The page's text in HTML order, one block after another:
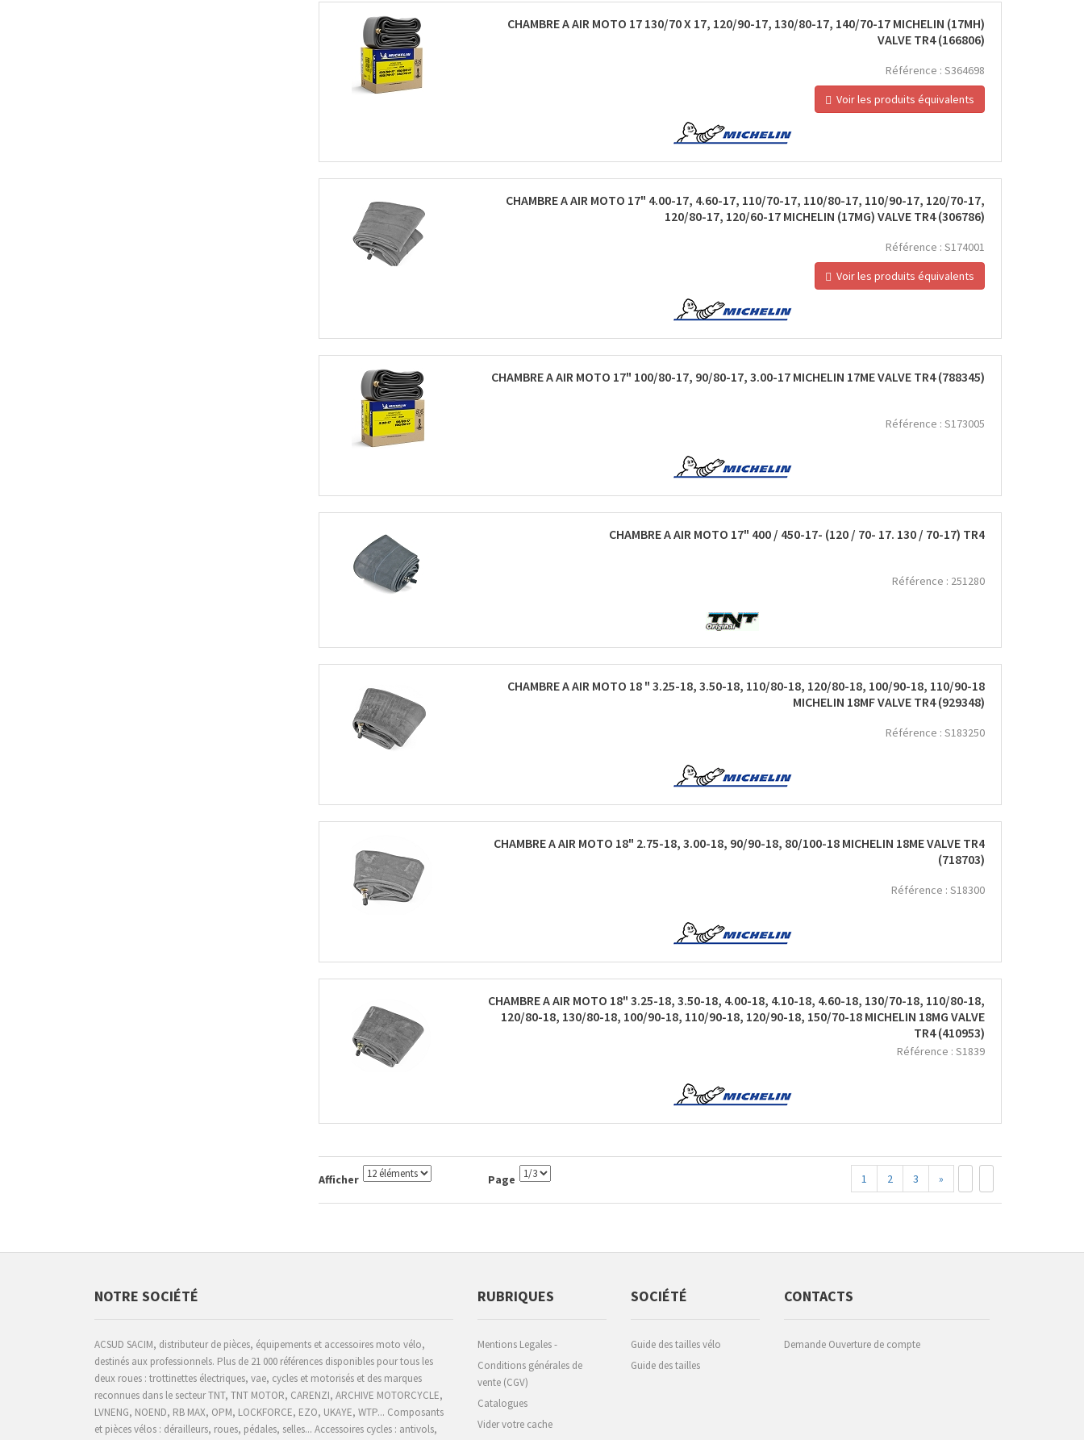
CHAMBRE A AIR MOTO 17 130/70 X 17, 120/90-17, 130/80-17, 140/70-17 MICHELIN (17MH)
VALVE TR4 (166806)
Référence : S364698
Voir les produits équivalents
CHAMBRE A AIR MOTO 17" 4.00-17, 4.60-17, 110/70-17, 110/80-17, 110/90-17, 120/70-17,
120/80-17, 120/60-17 MICHELIN (17MG) VALVE TR4 (306786)
Référence : S174001
Voir les produits équivalents
CHAMBRE A AIR MOTO 17" 100/80-17, 90/80-17, 3.00-17 MICHELIN 17ME VALVE TR4 (788345)
Référence : S173005
CHAMBRE A AIR MOTO 17" 400 / 450-17- (120 / 70- 17. 130 / 70-17) TR4
Référence : 251280
CHAMBRE A AIR MOTO 18 " 3.25-18, 3.50-18, 110/80-18, 120/80-18, 100/90-18, 110/90-18
MICHELIN 18MF VALVE TR4 (929348)
Référence : S183250
CHAMBRE A AIR MOTO 18" 2.75-18, 3.00-18, 90/90-18, 80/100-18 MICHELIN 18ME VALVE TR4
(718703)
Référence : S18300
CHAMBRE A AIR MOTO 18" 3.25-18, 3.50-18, 4.00-18, 4.10-18, 4.60-18, 130/70-18, 110/80-18,
120/80-18, 130/80-18, 100/90-18, 110/90-18, 120/90-18, 150/70-18 MICHELIN 18MG VALVE
TR4 (410953)
Référence : S1839
Afficher Page 1 2 3 »
NOTRE SOCIÉTÉ
ACSUD SACIM, distributeur de pièces, équipements et accessoires moto vélo,
destinés aux professionnels. Plus de 21 000 références disponibles pour tous les
deux roues : trottinettes électriques, vae, cycles et motorisés et des marques
reconnues dans le secteur TNT, TNT MOTOR, CARENZI, ARCHIVE MOTORCYCLE,
LVNENG, NOEND, RB MAX, OPM, LOCKFORCE, EZO, UKAYE, WTP... Composants
et pièces vélos : dérailleurs, roues, pédales, selles... Accessoires cycles : antivols,
RUBRIQUES
Mentions Legales -
Conditions générales de
vente (CGV)
Catalogues
Vider votre cache
SOCIÉTÉ
Guide des tailles vélo
Guide des tailles
CONTACTS
Demande Ouverture de compte